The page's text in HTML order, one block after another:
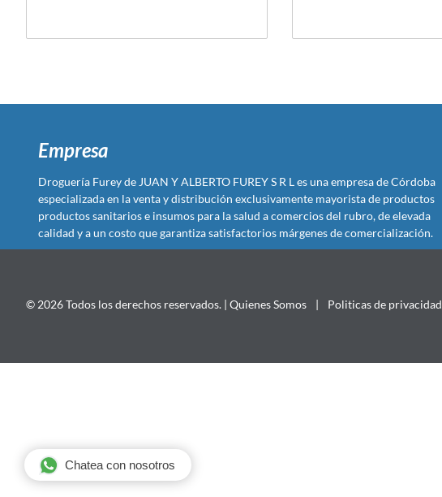
Empresa
Droguería Furey de JUAN Y ALBERTO FUREY S R L es una empresa de Córdoba
especializada en la venta y distribución exclusivamente mayorista de productos
productos sanitarios e insumos para la salud a comercios del rubro, de elevada
calidad y a un costo que garantiza satisfactorios márgenes de comercialización.
© 2026 Todos los derechos reservados. | Quienes Somos | Politicas de privacidad
Chatea con nosotros